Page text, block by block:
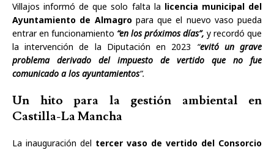
Villajos informó de que solo falta la licencia municipal del
Ayuntamiento de Almagropara que el nuevo vaso pueda
entrar en funcionamiento “en los próximos días”, y recordó que
la intervención de la Diputación en 2023 “evitó un grave
problema derivado del impuesto de vertido que no fue
comunicado a los ayuntamientos”.
Un hito para la gestión ambiental en
Castilla-La Mancha
La inauguración del tercer vaso de vertido del Consorcio